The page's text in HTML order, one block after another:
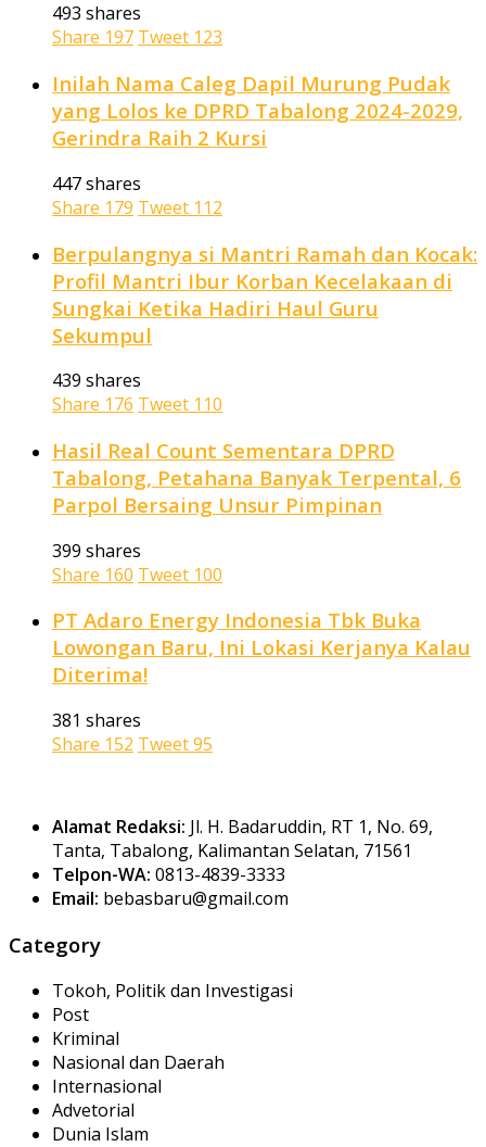
493 shares
Share 197 Tweet 123
Inilah Nama Caleg Dapil Murung Pudak
yang Lolos ke DPRD Tabalong 2024-2029,
Gerindra Raih 2 Kursi
447 shares
Share 179 Tweet 112
Berpulangnya si Mantri Ramah dan Kocak:
Profil Mantri Ibur Korban Kecelakaan di
Sungkai Ketika Hadiri Haul Guru
Sekumpul
439 shares
Share 176 Tweet 110
Hasil Real Count Sementara DPRD
Tabalong, Petahana Banyak Terpental, 6
Parpol Bersaing Unsur Pimpinan
399 shares
Share 160 Tweet 100
PT Adaro Energy Indonesia Tbk Buka
Lowongan Baru, Ini Lokasi Kerjanya Kalau
Diterima!
381 shares
Share 152 Tweet95
Alamat Redaksi: Jl. H. Badaruddin, RT 1, No. 69,
Tanta, Tabalong, Kalimantan Selatan, 71561
Telpon-WA: 0813-4839-3333
Email: bebasbaru@gmail.com
Category
Tokoh, Politik dan Investigasi
Post
Kriminal
Nasional dan Daerah
Internasional
Advetorial
Dunia Islam